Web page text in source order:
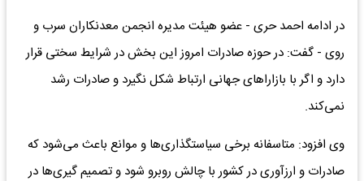
در ادامه احمد حری - عضو هیئت مدیره انجمن معدنکاران سرب و
روی - گفت: در حوزه صادرات امروز این بخش در شرایط سختی قرار
دارد و اگر با بازاراهای جهانی ارتباط شکل نگیرد و صادرات رشد
نمی‌کند.
وی افزود: متاسفانه برخی سیاستگذاری‌ها و موانع باعث می‌شود که
صادرات و ارزآوری در کشور با چالش روبرو شود و تصمیم گیری‌ها در